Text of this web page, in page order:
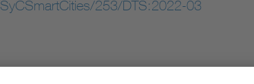
SyCSmartCities/253/DTS:2022-03